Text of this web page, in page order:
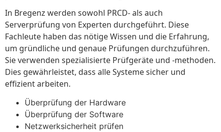
In Bregenz werden sowohl PRCD- als auch
Serverprüfung von Experten durchgeführt. Diese
Fachleute haben das nötige Wissen und die Erfahrung,
um gründliche und genaue Prüfungen durchzuführen.
Sie verwenden spezialisierte Prüfgeräte und -methoden.
Dies gewährleistet, dass alle Systeme sicher und
effizient arbeiten.
Überprüfung der Hardware
Überprüfung der Software
Netzwerksicherheit prüfen